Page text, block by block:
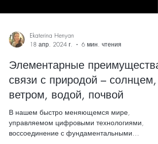
18 апр. 2024 г.
6 мин. чтения
Элементарные преимущества
связи с природой – солнцем,
ветром, водой, почвой
В нашем быстро меняющемся мире,